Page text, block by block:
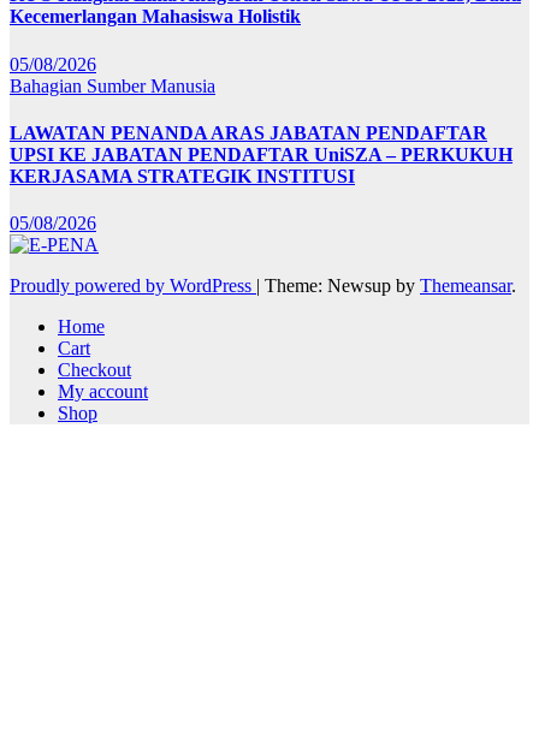
Kecemerlangan Mahasiswa Holistik
05/08/2026
Bahagian Sumber Manusia
LAWATAN PENANDA ARAS JABATAN PENDAFTAR
UPSI KE JABATAN PENDAFTAR UniSZA – PERKUKUH
KERJASAMA STRATEGIK INSTITUSI
05/08/2026
Proudly powered by WordPress | Theme: Newsup by Themeansar.
Home
Cart
Checkout
My account
Shop